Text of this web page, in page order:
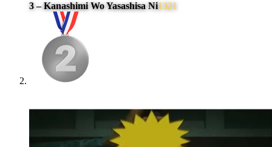
3 – Kanashimi Wo Yasashisa Ni1321